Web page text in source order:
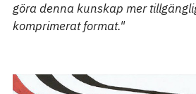
göra denna kunskap mer
komprimerat format."